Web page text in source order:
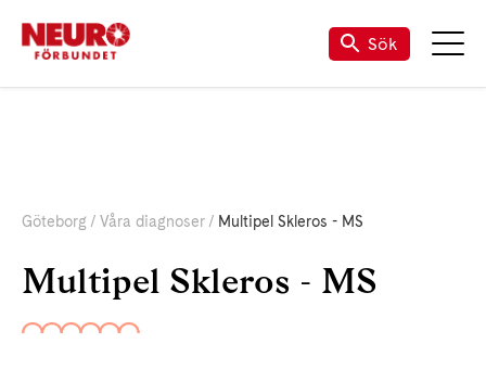
Sök
Göteborg Våra diagnoser Multipel Skleros - MS
Multipel Skleros - MS